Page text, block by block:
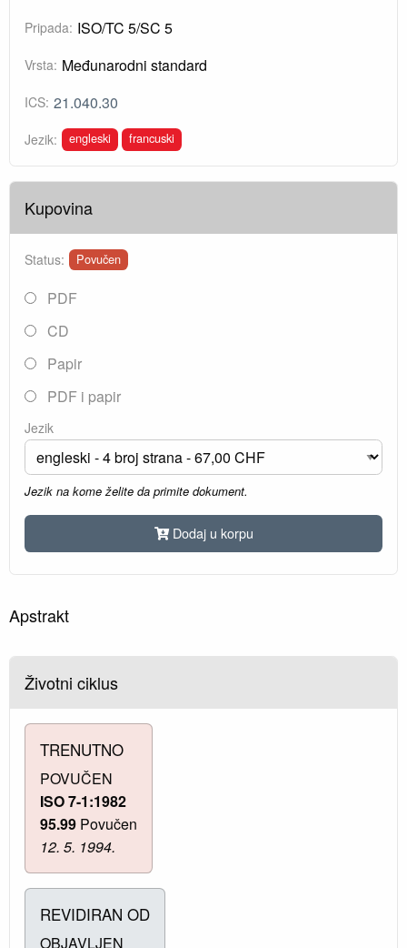
Pripada: ISO/TC 5/SC 5
Vrsta: Međunarodni standard
ICS: 21.040.30
Jezik: engleski francuski
Kupovina
Status: Povučen
PDF
CD
Papir
PDF i papir
Jezik
Jezik na kome želite da primite dokument.
Dodaj u korpu
Apstrakt
Životni ciklus
TRENUTNO
POVUČEN
ISO 7-1:1982
95.99 Povučen
12. 5. 1994.
REVIDIRAN OD
OBJAVLJEN